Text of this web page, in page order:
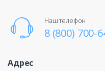
Наш телефон
8 (800) 700-
Адрес